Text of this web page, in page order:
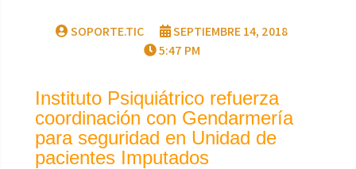
SOPORTE.TIC
SEPTIEMBRE 14, 2018
5:47 PM
Instituto Psiquiátrico refuerza
coordinación con Gendarmería
para seguridad en Unidad de
pacientes Imputados